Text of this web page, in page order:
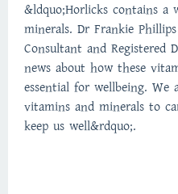
&ldquo;Horlicks contains a
minerals. Dr Frankie
Consultant and Registered
news about how these
essential for wellbeing. We
vitamins and minerals to
keep us well&rdquo;.